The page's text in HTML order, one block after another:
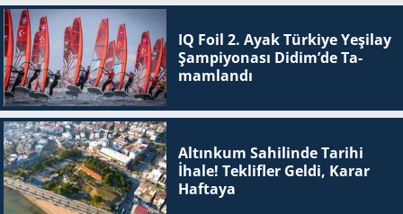
IQ Foil 2. Ayak Tür­ki­ye Ye­şi­lay
Şam­pi­yo­na­sı Didim’de Ta­
mam­lan­dı
Altınkum Sahilinde Tarihi
İhale! Teklifler Geldi, Karar
Haftaya